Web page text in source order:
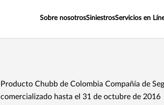
Sobre nosotrosSiniestrosServicios en
Producto Chubb de Colombia Compañía de
comercializado hasta el 31 de octubre de 2016